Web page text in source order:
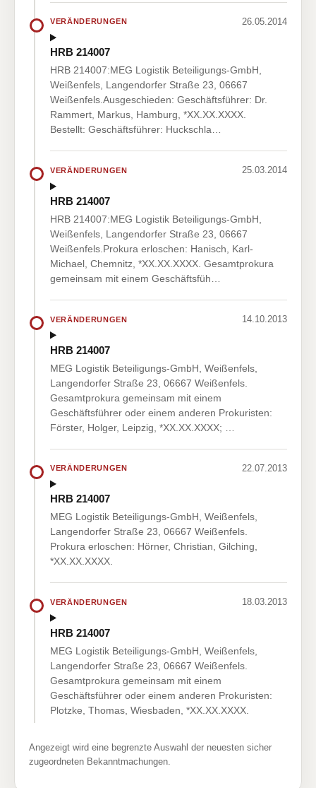
VERÄNDERUNGEN 26.05.2014
HRB 214007
HRB 214007:MEG Logistik Beteiligungs-GmbH,
Weißenfels, Langendorfer Straße 23, 06667
Weißenfels.Ausgeschieden: Geschäftsführer: Dr.
Rammert, Markus, Hamburg, *XX.XX.XXXX.
Bestellt: Geschäftsführer: Huckschla…
VERÄNDERUNGEN 25.03.2014
HRB 214007
HRB 214007:MEG Logistik Beteiligungs-GmbH,
Weißenfels, Langendorfer Straße 23, 06667
Weißenfels.Prokura erloschen: Hanisch, Karl-
Michael, Chemnitz, *XX.XX.XXXX. Gesamtprokura
gemeinsam mit einem Geschäftsfüh…
VERÄNDERUNGEN 14.10.2013
HRB 214007
MEG Logistik Beteiligungs-GmbH, Weißenfels,
Langendorfer Straße 23, 06667 Weißenfels.
Gesamtprokura gemeinsam mit einem
Geschäftsführer oder einem anderen Prokuristen:
Förster, Holger, Leipzig, *XX.XX.XXXX; …
VERÄNDERUNGEN 22.07.2013
HRB 214007
MEG Logistik Beteiligungs-GmbH, Weißenfels,
Langendorfer Straße 23, 06667 Weißenfels.
Prokura erloschen: Hörner, Christian, Gilching,
*XX.XX.XXXX.
VERÄNDERUNGEN 18.03.2013
HRB 214007
MEG Logistik Beteiligungs-GmbH, Weißenfels,
Langendorfer Straße 23, 06667 Weißenfels.
Gesamtprokura gemeinsam mit einem
Geschäftsführer oder einem anderen Prokuristen:
Plotzke, Thomas, Wiesbaden, *XX.XX.XXXX.
Angezeigt wird eine begrenzte Auswahl der neuesten sicher
zugeordneten Bekanntmachungen.